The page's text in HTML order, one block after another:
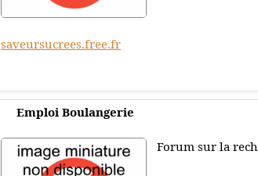
saveursucrees.free.fr
Emploi Boulangerie
Forum sur la